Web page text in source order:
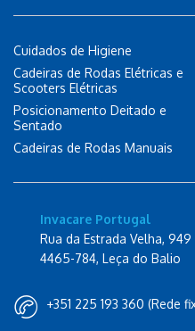
Cuidados de Higiene
Cadeiras de Rodas Elétricas e
Scooters Elétricas
Posicionamento Deitado e
Sentado
Cadeiras de Rodas Manuais
Invacare Portugal
Rua da Estrada Velha, 949
4465-784, Leça do Balio
+351 225 193 360 (Rede